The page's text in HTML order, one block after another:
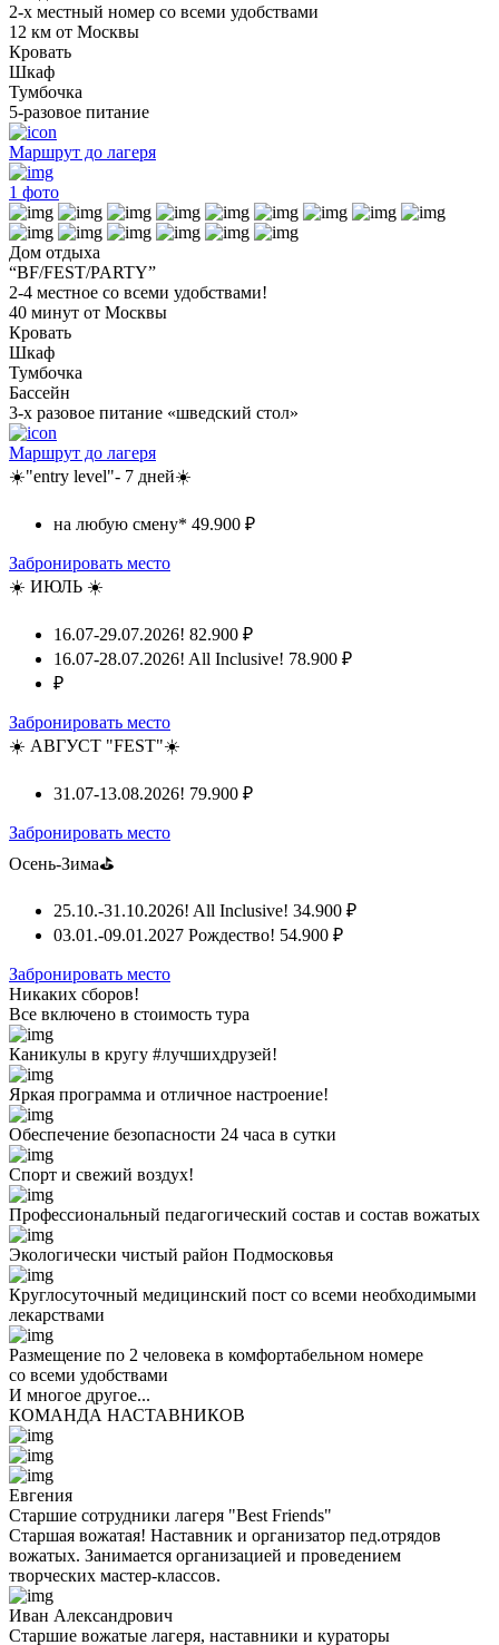
2-х местный номер со всеми удобствами
12 км от Москвы
Кровать
Шкаф
Тумбочка
5-разовое питание
Маршрут до лагеря
1 фото
Дом отдыха
“BF/FEST/PARTY”
2-4 местное со всеми удобствами!
40 минут от Москвы
Кровать
Шкаф
Тумбочка
Бассейн
3-х разовое питание «шведский стол»
Маршрут до лагеря
☀️"entry level"- 7 дней☀️
на любую смену* 49.900 ₽
Забронировать место
☀️ ИЮЛЬ ☀️
16.07-29.07.2026! 82.900 ₽
16.07-28.07.2026! All Inclusive! 78.900 ₽
₽
Забронировать место
☀️ АВГУСТ "FEST"☀️
31.07-13.08.2026! 79.900 ₽
Забронировать место
Осень-Зима⛳
25.10.-31.10.2026! All Inclusive! 34.900 ₽
03.01.-09.01.2027 Рождество! 54.900 ₽
Забронировать место
Никаких сборов!
Все включено в стоимость тура
Каникулы в кругу #лучшихдрузей!
Яркая программа и отличное настроение!
Обеспечение безопасности 24 часа в сутки
Спорт и свежий воздух!
Профессиональный педагогический состав и состав вожатых
Экологически чистый район Подмосковья
Круглосуточный медицинский пост со всеми необходимыми
лекарствами
Размещение по 2 человека в комфортабельном номере
со всеми удобствами
И многое другое...
КОМАНДА НАСТАВНИКОВ
Евгения
Старшие сотрудники лагеря "Best Friends"
Старшая вожатая! Наставник и организатор пед.отрядов
вожатых. Занимается организацией и проведением
творческих мастер-классов.
Иван Александрович
Старшие вожатые лагеря, наставники и кураторы